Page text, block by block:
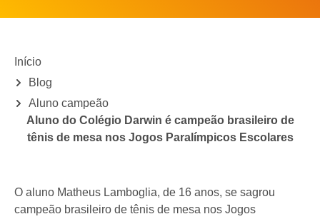
Início
Blog
Aluno campeão
Aluno do Colégio Darwin é campeão brasileiro de
tênis de mesa nos Jogos Paralímpicos Escolares
O aluno Matheus Lamboglia, de 16 anos, se sagrou
campeão brasileiro de tênis de mesa nos Jogos